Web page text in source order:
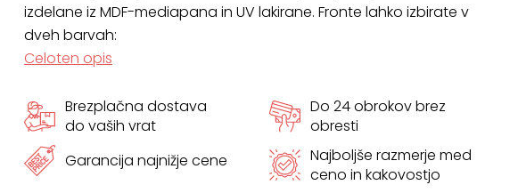
BARV
količina
izdelane iz MDF-mediapana in UV lakirane. Fronte lahko izbirate v
dveh barvah:
Celoten opis
Brezplačna dostava
do vaših vrat
Do 24 obrokov brez
obresti
Garancija najnižje cene
Najboljše razmerje med
ceno in kakovostjo